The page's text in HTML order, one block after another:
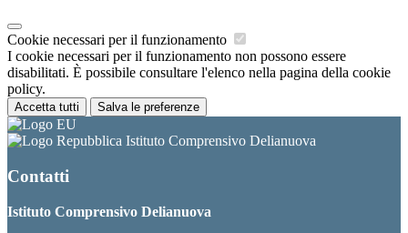
Cookie necessari per il funzionamento
I cookie necessari per il funzionamento non possono essere
disabilitati. È possibile consultare l'elenco nella pagina della cookie
policy.
Accetta tutti Salva le preferenze
Istituto Comprensivo Delianuova
Contatti
Istituto Comprensivo Delianuova